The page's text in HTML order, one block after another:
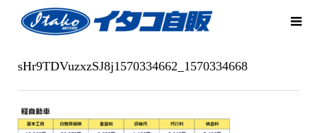
sHr9TDVuzxzSJ8j1570334662_1570334668